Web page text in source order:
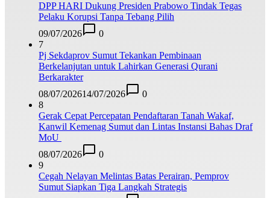
DPP HARI Dukung Presiden Prabowo Tindak Tegas
Pelaku Korupsi Tanpa Tebang Pilih
09/07/2026
0
7
Pj Sekdaprov Sumut Tekankan Pembinaan
Berkelanjutan untuk Lahirkan Generasi Qurani
Berkarakter
08/07/202614/07/2026
0
8
Gerak Cepat Percepatan Pendaftaran Tanah Wakaf,
Kanwil Kemenag Sumut dan Lintas Instansi Bahas Draf
MoU
08/07/2026
0
9
Cegah Nelayan Melintas Batas Perairan, Pemprov
Sumut Siapkan Tiga Langkah Strategis